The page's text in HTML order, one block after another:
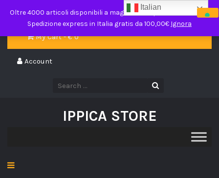
ippicastore@gmail.com
My Cart - €0
Account
IPPICA STORE
Italian
Oltre 4000 articoli disponibili a magazzino in pronta consegna.
Spedizione express in Italia gratis da 100,00€ Ignora